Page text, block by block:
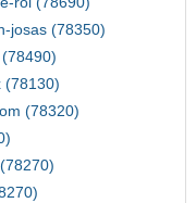
josas (78350)
(78130)
(78320)